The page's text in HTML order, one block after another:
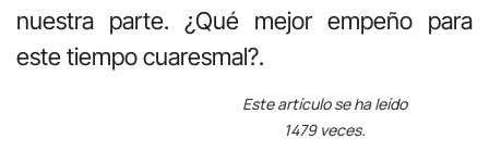
nuestra parte. ¿Qué mejor empeño para
este tiempo cuaresmal?.
Este artículo se ha leído
1479 veces.